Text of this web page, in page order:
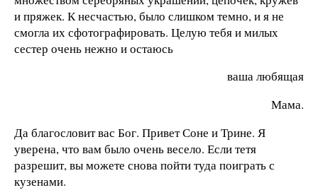
и пряжек. К несчастью, было слишком темно, и я не
смогла их сфотографировать. Целую тебя и милых
сестер очень нежно и остаюсь
ваша любящая
Мама.
Да благословит вас Бог. Привет Соне и Трине. Я
уверена, что вам было очень весело. Если тетя
разрешит, вы можете снова пойти туда поиграть с
кузенами.